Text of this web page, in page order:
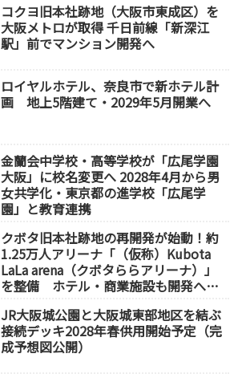
コクヨ旧本社跡地（大阪市東成区）を
大阪メトロが取得 千日前線「新深江
駅」前でマンション開発へ
ロイヤルホテル、奈良市で新ホテル計
画 地上5階建て・2029年5月開業へ
金蘭会中学校・高等学校が「広尾学園
大阪」に校名変更へ 2028年4月から男
女共学化・東京都の進学校「広尾学
園」と教育連携
クボタ旧本社跡地の再開発が始動！約
1.25万人アリーナ「（仮称）Kubota
LaLa arena（クボタららアリーナ）」
を整備 ホテル・商業施設も開発へ
JR大阪城公園と大阪城東部地区を結ぶ
接続デッキ2028年春供用開始予定（完
成予想図公開）